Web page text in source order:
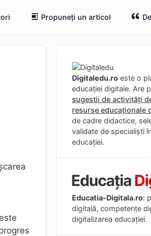
Propuneți un articol
Digitaledu.ro este o
educației digitale. Are
sugestii de activități
resurse educaționale
de cadre didactice,
validate de specialiști
educației.
Educatia-Digitala.ro:
digitală, competențe
digitalizarea educației.